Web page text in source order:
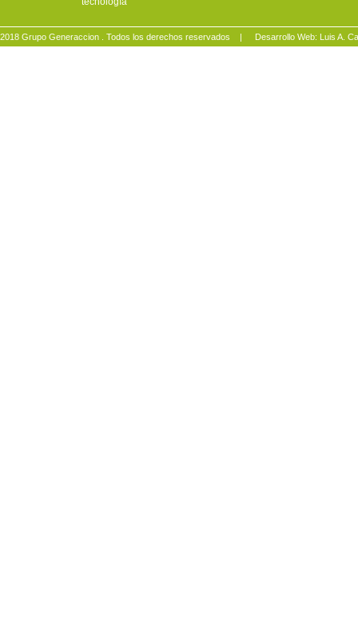
2018 Grupo Generaccion . Todos los derechos reservados | Desarrollo Web: Luis